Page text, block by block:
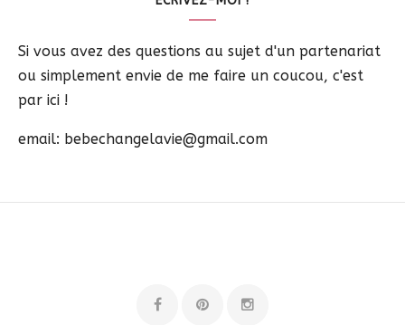
Si vous avez des questions au sujet d'un partenariat
ou simplement envie de me faire un coucou, c'est
par ici !
email: bebechangelavie@gmail.com